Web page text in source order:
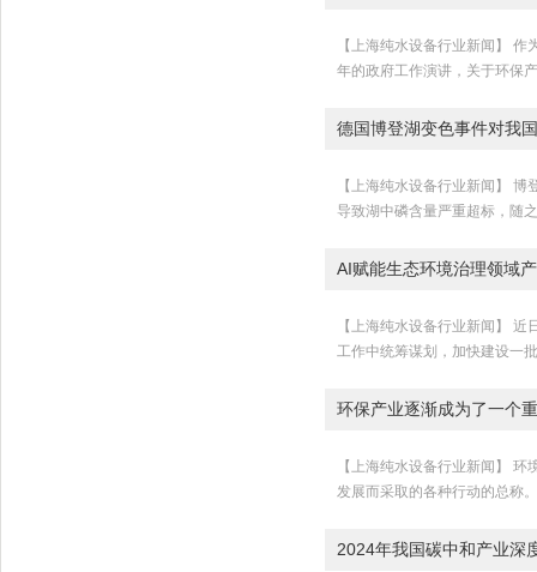
【上海纯水设备行业新闻】
年的政府工作演讲，关于环保
德国博登湖变色事件对我
【上海纯水设备行业新闻】
导致湖中磷含量严重超标，随
AI赋能生态环境治理领域
【上海纯水设备行业新闻】
工作中统筹谋划，加快建设一
环保产业逐渐成为了一个
【上海纯水设备行业新闻】
发展而采取的各种行动的总称
2024年我国碳中和产业深